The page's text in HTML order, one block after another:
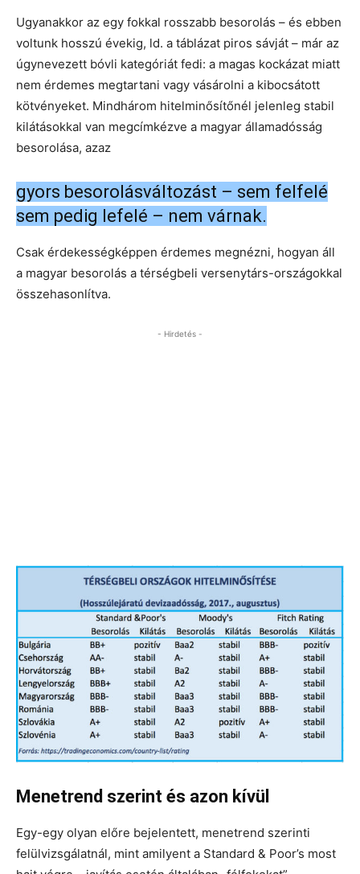
Ugyanakkor az egy fokkal rosszabb besorolás – és ebben
voltunk hosszú évekig, ld. a táblázat piros sávját – már az
úgynevezett bóvli kategóriát fedi: a magas kockázat miatt
nem érdemes megtartani vagy vásárolni a kibocsátott
kötvényeket. Mindhárom hitelminősítőnél jelenleg stabil
kilátásokkal van megcímkézve a magyar államadósság
besorolása, azaz
gyors besorolásváltozást – sem felfelé
sem pedig lefelé – nem várnak.
Csak érdekességképpen érdemes megnézni, hogyan áll
a magyar besorolás a térségbeli versenytárs-országokkal
összehasonlítva.
- Hirdetés -
Menetrend szerint és azon kívül
Egy-egy olyan előre bejelentett, menetrend szerinti
felülvizsgálatnál, mint amilyent a Standard & Poor’s most